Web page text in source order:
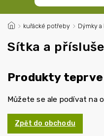
/ kuřácké potřeby / Dýmky
Sítka a
Produkty
Můžete se ale podívat na
Zpět do obchodu